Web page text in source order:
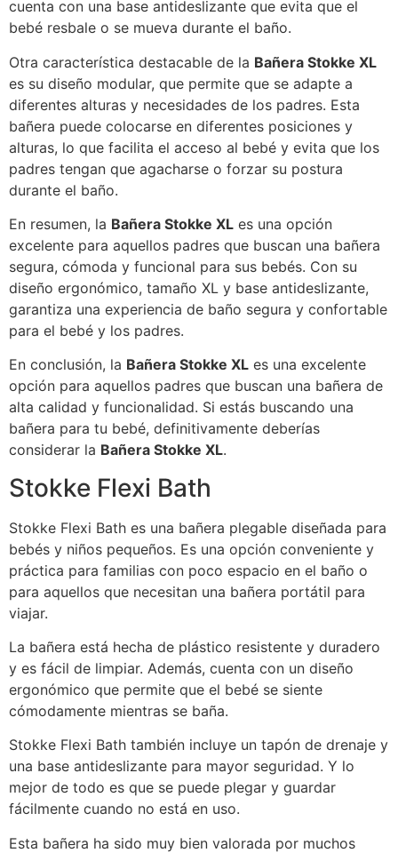
cuenta con una base antideslizante que evita que el
bebé resbale o se mueva durante el baño.
Otra característica destacable de la Bañera Stokke XL
es su diseño modular, que permite que se adapte a
diferentes alturas y necesidades de los padres. Esta
bañera puede colocarse en diferentes posiciones y
alturas, lo que facilita el acceso al bebé y evita que los
padres tengan que agacharse o forzar su postura
durante el baño.
En resumen, la Bañera Stokke XL es una opción
excelente para aquellos padres que buscan una bañera
segura, cómoda y funcional para sus bebés. Con su
diseño ergonómico, tamaño XL y base antideslizante,
garantiza una experiencia de baño segura y confortable
para el bebé y los padres.
En conclusión, la Bañera Stokke XL es una excelente
opción para aquellos padres que buscan una bañera de
alta calidad y funcionalidad. Si estás buscando una
bañera para tu bebé, definitivamente deberías
considerar la Bañera Stokke XL.
Stokke Flexi Bath
Stokke Flexi Bath es una bañera plegable diseñada para
bebés y niños pequeños. Es una opción conveniente y
práctica para familias con poco espacio en el baño o
para aquellos que necesitan una bañera portátil para
viajar.
La bañera está hecha de plástico resistente y duradero
y es fácil de limpiar. Además, cuenta con un diseño
ergonómico que permite que el bebé se siente
cómodamente mientras se baña.
Stokke Flexi Bath también incluye un tapón de drenaje y
una base antideslizante para mayor seguridad. Y lo
mejor de todo es que se puede plegar y guardar
fácilmente cuando no está en uso.
Esta bañera ha sido muy bien valorada por muchos